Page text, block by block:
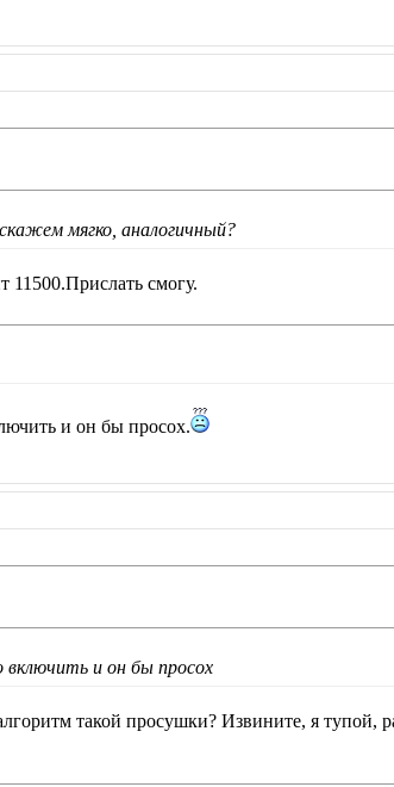
мягко, аналогичный?
11500.Прислать смогу.
и он бы просох.
включить и он бы просох
такой просушки? Извините, я тупой,